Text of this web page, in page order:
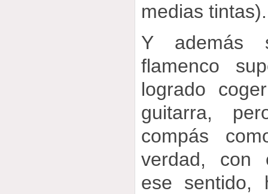
medias tintas).
Y además
flamenco
logrado
guitarra,
compás
verdad, con
ese sentido,